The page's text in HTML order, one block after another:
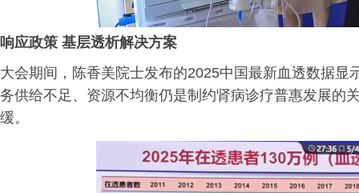
响应政策 基层透析解决方案
大会期间，陈香美院士发布的2025中国最新血透数据
务供给不足、资源不均衡仍是制约肾病诊疗普惠发展的
缓。